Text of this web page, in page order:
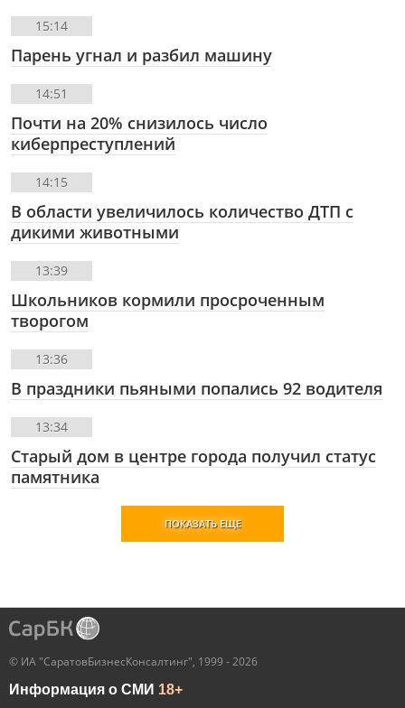
15:14
Парень угнал и разбил машину
14:51
Почти на 20% снизилось число
киберпреступлений
14:15
В области увеличилось количество ДТП с
дикими животными
13:39
Школьников кормили просроченным
творогом
13:36
В праздники пьяными попались 92 водителя
13:34
Старый дом в центре города получил статус
памятника
ПОКАЗАТЬ ЕЩЕ
© ИА "СаратовБизнесКонсалтинг", 1999 - 2026
Информация о СМИ 18+